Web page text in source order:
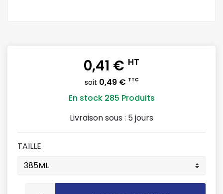
0,41 € HT
soit 0,49 € TTC
En stock 285 Produits
Livraison sous : 5 jours
TAILLE